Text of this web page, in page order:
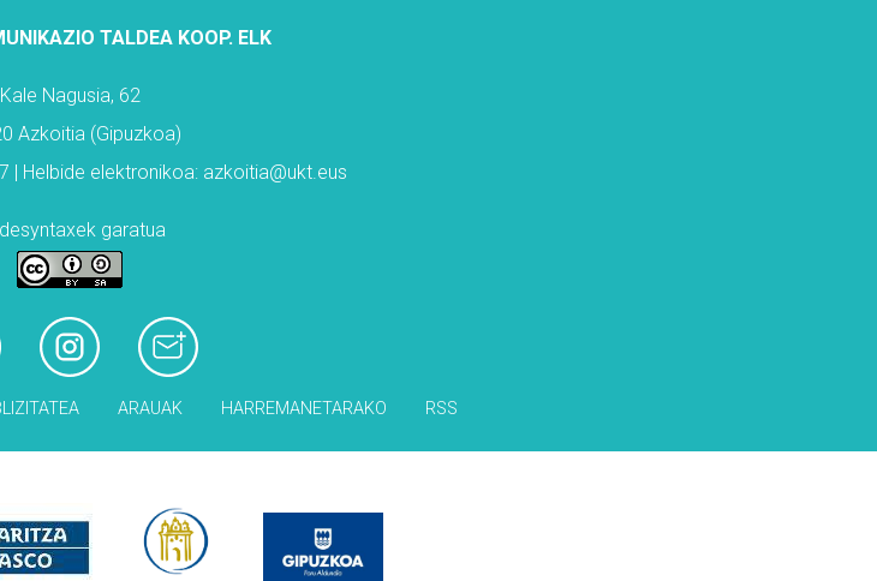
TALDEA KOOP. ELK
Kale Nagusia, 62
Azkoitia (Gipuzkoa)
| Helbide elektronikoa: azkoitia@ukt.eus
garatua
ARAUAK HARREMANETARAKO RSS